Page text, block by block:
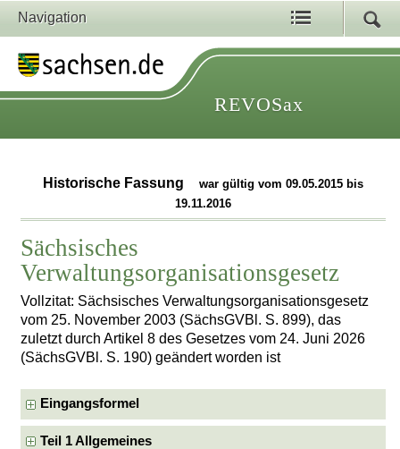
Navigation
REVOSax
Historische Fassung
war gültig vom 09.05.2015 bis
19.11.2016
Sächsisches
Verwaltungsorganisationsgesetz
Vollzitat: Sächsisches Verwaltungsorganisationsgesetz
vom 25. November 2003 (SächsGVBl. S. 899), das
zuletzt durch Artikel 8 des Gesetzes vom 24. Juni 2026
(SächsGVBl. S. 190) geändert worden ist
Eingangsformel
Teil 1 Allgemeines